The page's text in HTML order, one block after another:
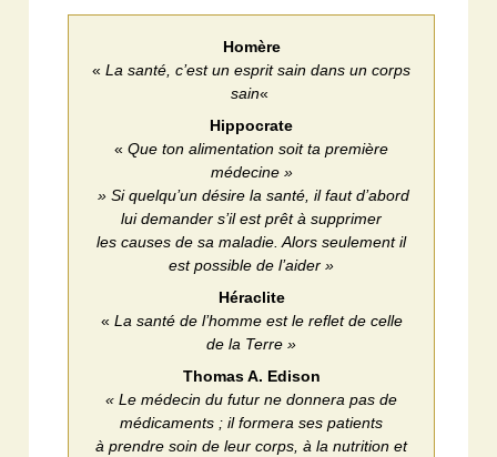
Homère
« La santé, c’est un esprit sain dans un corps
sain«
Hippocrate
« Que ton alimentation soit ta première
médecine »
» Si quelqu’un désire la santé, il faut d’abord
lui demander s’il est prêt à supprimer
les causes de sa maladie. Alors seulement il
est possible de l’aider »
Héraclite
« La santé de l’homme est le reflet de celle
de la Terre »
Thomas A. Edison
« Le médecin du futur ne donnera pas de
médicaments ; il formera ses patients
à prendre soin de leur corps, à la nutrition et